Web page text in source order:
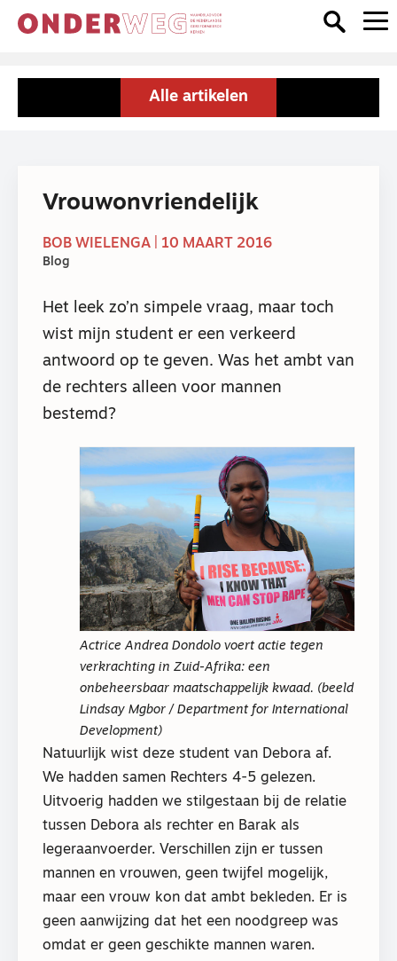
Alle artikelen
Vrouwonvriendelijk
BOB WIELENGA | 10 MAART 2016
Blog
Het leek zo’n simpele vraag, maar toch
wist mijn student er een verkeerd
antwoord op te geven. Was het ambt van
de rechters alleen voor mannen
bestemd?
Actrice Andrea Dondolo voert actie tegen
verkrachting in Zuid-Afrika: een
onbeheersbaar maatschappelijk kwaad. (beeld
Lindsay Mgbor / Department for International
Development)
Natuurlijk wist deze student van Debora af.
We hadden samen Rechters 4-5 gelezen.
Uitvoerig hadden we stilgestaan bij de relatie
tussen Debora als rechter en Barak als
legeraanvoerder. Verschillen zijn er tussen
mannen en vrouwen, geen twijfel mogelijk,
maar een vrouw kon dat ambt bekleden. Er is
geen aanwijzing dat het een noodgreep was
omdat er geen geschikte mannen waren.